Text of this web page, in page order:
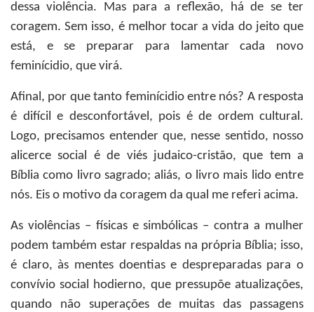
dessa violência. Mas para a reflexão, há de se ter
coragem. Sem isso, é melhor tocar a vida do jeito que
está, e se preparar para lamentar cada novo
feminícidio, que virá.
Afinal, por que tanto feminícidio entre nós? A resposta
é difícil e desconfortável, pois é de ordem cultural.
Logo, precisamos entender que, nesse sentido, nosso
alicerce social é de viés judaico-cristão, que tem a
Bíblia como livro sagrado; aliás, o livro mais lido entre
nós. Eis o motivo da coragem da qual me referi acima.
As violências – físicas e simbólicas – contra a mulher
podem também estar respaldas na própria Bíblia; isso,
é claro, às mentes doentias e despreparadas para o
convívio social hodierno, que pressupõe atualizações,
quando não superações de muitas das passagens